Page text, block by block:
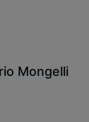
Mongelli